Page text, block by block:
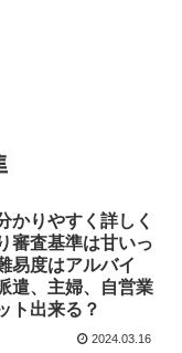
かりやすく詳しく
審査基準は甘いっ
易度はアルバイ
遣、主婦、自営業
ト出来る？
2024.03.16